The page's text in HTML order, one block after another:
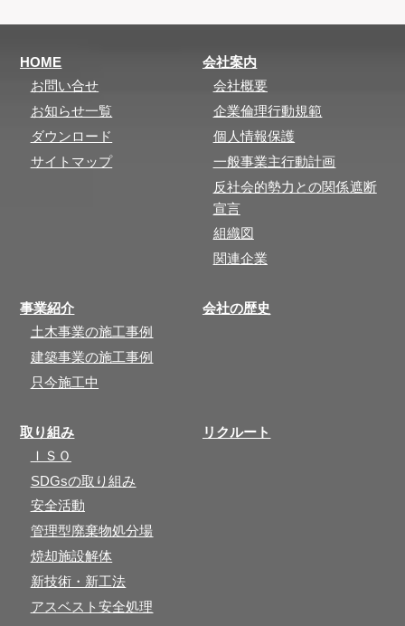
HOME
お問い合せ
お知らせ一覧
ダウンロード
サイトマップ
会社案内
会社概要
企業倫理行動規範
個人情報保護
一般事業主行動計画
反社会的勢力との関係遮断
宣言
組織図
関連企業
事業紹介
土木事業の施工事例
建築事業の施工事例
只今施工中
会社の歴史
取り組み
ＩＳＯ
SDGsの取り組み
安全活動
管理型廃棄物処分場
焼却施設解体
新技術・新工法
アスベスト安全処理
リクルート